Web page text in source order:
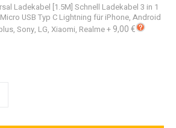
Ladekabel [1.5M] Schnell Ladekabel 3 in 1
USB Typ C Lightning für iPhone, Android
Sony, LG, Xiaomi, Realme+ 9,00 €